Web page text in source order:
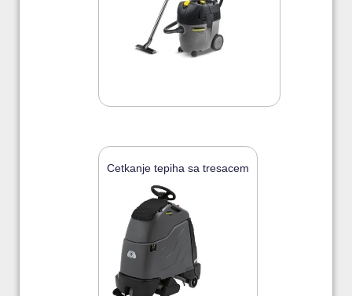
Cetkanje tepiha sa tresacem